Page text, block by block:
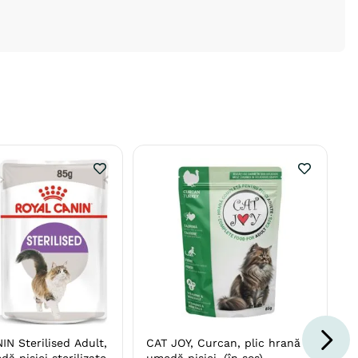
Sterilised Adult,
CAT JOY, Curcan, plic hrană